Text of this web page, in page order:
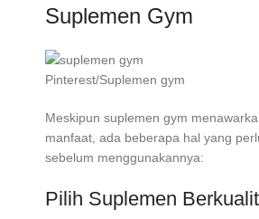
Suplemen Gym
Pinterest/Suplemen gym
Meskipun suplemen gym
manfaat, ada beberapa hal yang
sebelum menggunakannya:
Pilih Suplemen